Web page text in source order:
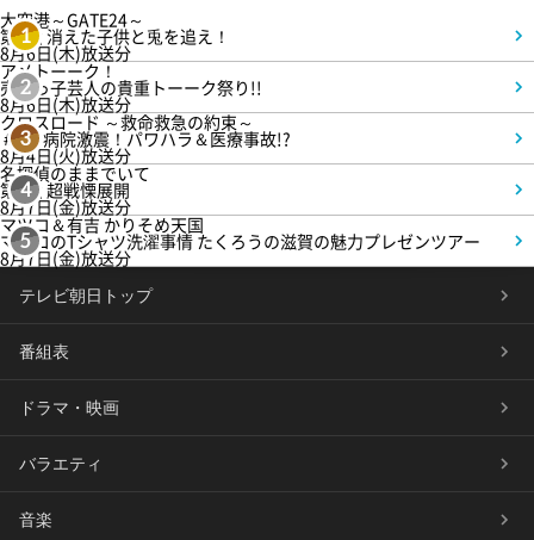
1
大空港～GATE24～
第3話 消えた子供と兎を追え！
8月6日(木)放送分
2
アメトーーク！
売れっ子芸人の貴重トーーク祭り!!
8月6日(木)放送分
3
クロスロード ～救命救急の約束～
＃5 病院激震！パワハラ＆医療事故!?
8月4日(火)放送分
4
名探偵のままでいて
第4話 超戦慄展開
8月7日(金)放送分
5
マツコ＆有吉 かりそめ天国
マツコのTシャツ洗濯事情 たくろうの滋賀の魅力プレゼンツアー
8月7日(金)放送分
テレビ朝日トップ
番組表
ドラマ・映画
バラエティ
音楽